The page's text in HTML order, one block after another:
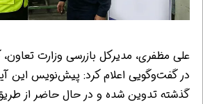
علی مظفری، مدیرکل بازرسی وزارت تعاون،
در گفت‌وگویی اعلام کرد: پیش‌نویس این
گذشته تدوین شده و در حال حاضر از